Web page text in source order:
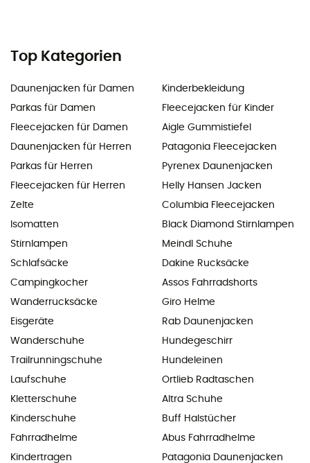
Top Kategorien
Daunenjacken für Damen
Parkas für Damen
Fleecejacken für Damen
Daunenjacken für Herren
Parkas für Herren
Fleecejacken für Herren
Zelte
Isomatten
Stirnlampen
Schlafsäcke
Campingkocher
Wanderrucksäcke
Eisgeräte
Wanderschuhe
Trailrunningschuhe
Laufschuhe
Kletterschuhe
Kinderschuhe
Fahrradhelme
Kindertragen
Kinderbekleidung
Fleecejacken für Kinder
Aigle Gummistiefel
Patagonia Fleecejacken
Pyrenex Daunenjacken
Helly Hansen Jacken
Columbia Fleecejacken
Black Diamond Stirnlampen
Meindl Schuhe
Dakine Rucksäcke
Assos Fahrradshorts
Giro Helme
Rab Daunenjacken
Hundegeschirr
Hundeleinen
Ortlieb Radtaschen
Altra Schuhe
Buff Halstücher
Abus Fahrradhelme
Patagonia Daunenjacken